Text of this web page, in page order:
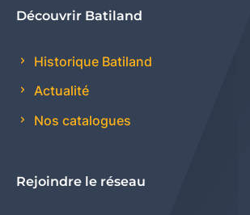
Découvrir Batiland
Historique Batiland
Actualité
Nos catalogues
Rejoindre le réseau